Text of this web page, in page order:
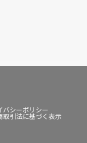
バシーポリシー
取引法に基づく表示